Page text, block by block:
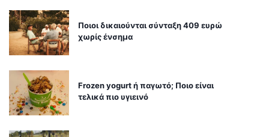
Ποιοι δικαιούνται σύνταξη 409 ευρώ
χωρίς ένσημα
Frozen yogurt ή παγωτό; Ποιο είναι
τελικά πιο υγιεινό